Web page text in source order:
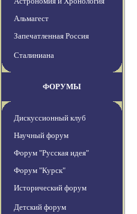
Альмагест
Запечатленная Россия
Сталиниана
ФОРУМЫ
Дискуссионный клуб
Научный форум
Форум "Русская идея"
Форум "Курск"
Исторический форум
Детский форум